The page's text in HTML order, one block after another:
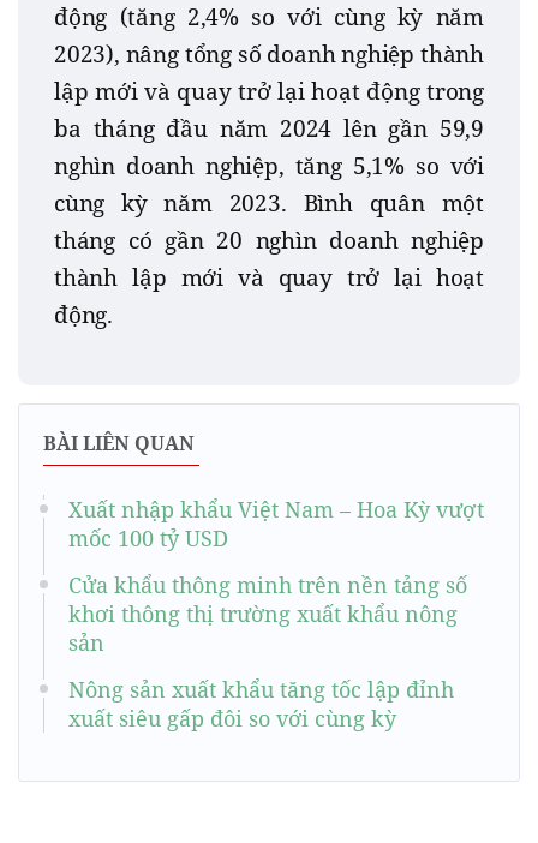
động (tăng 2,4% so với cùng kỳ năm
2023), nâng tổng số doanh nghiệp thành
lập mới và quay trở lại hoạt động trong
ba tháng đầu năm 2024 lên gần 59,9
nghìn doanh nghiệp, tăng 5,1% so với
cùng kỳ năm 2023. Bình quân một
tháng có gần 20 nghìn doanh nghiệp
thành lập mới và quay trở lại hoạt
động.
BÀI LIÊN QUAN
Xuất nhập khẩu Việt Nam – Hoa Kỳ vượt
mốc 100 tỷ USD
Cửa khẩu thông minh trên nền tảng số
khơi thông thị trường xuất khẩu nông
sản
Nông sản xuất khẩu tăng tốc lập đỉnh
xuất siêu gấp đôi so với cùng kỳ